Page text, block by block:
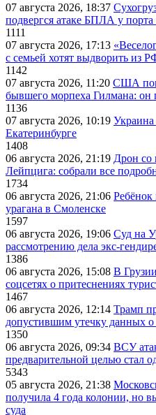
07 августа 2026, 18:37
подвергся атаке БПЛА у
1111
07 августа 2026, 17:13
с семьей хотят выдворить из
1142
07 августа 2026, 11:20 США
бывшего морпеха Гилмана: он
1136
07 августа 2026, 10:19 Украина
Екатеринбурге
1408
06 августа 2026, 21:19 Дрон со
Лейпцига: собрали все
1734
06 августа 2026, 21:06
урагана в Смоленске
1597
06 августа 2026, 19:06 Суд на
рассмотрению дела экс-
1386
06 августа 2026, 15:08 В
соцсетях о притеснениях
1467
06 августа 2026, 12:14 Трамп
допустившим утечку данных
1350
06 августа 2026, 09:34 ВСУ
предварительной целью стал
5343
05 августа 2026, 21:38
получила 4 года колонии, но
суда